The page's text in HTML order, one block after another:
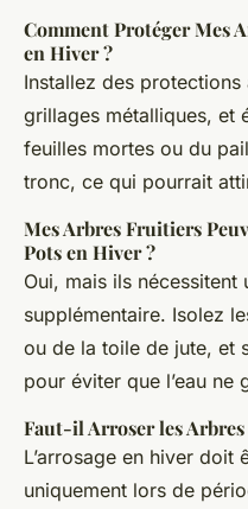
Comment Protéger Mes
en Hiver ?
Installez des
grillages métalliques, et
feuilles mortes ou du
tronc, ce qui pourrait
Mes Arbres Fruitiers
Pots en Hiver ?
Oui, mais ils nécessitent
supplémentaire. Isolez
ou de la toile de jute, et
pour éviter que l’eau ne
Faut-il Arroser les
L’arrosage en hiver doit
uniquement lors de